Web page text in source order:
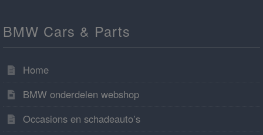
BMW Cars & Parts
Home
BMW onderdelen webshop
Occasions en schadeauto’s